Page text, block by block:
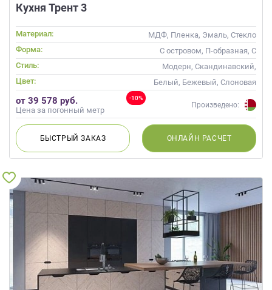
Кухня Трент 3
Материал:
МДФ, Пленка, Эмаль, Стекло
Форма:
С островом, П-образная, С
барной стойкой
Стиль:
Модерн, Скандинавский,
Неоклассика, Современные
Цвет:
Белый, Бежевый, Слоновая
кость, Кремовый, Синий,
Голубой
-10%
от 39 578 руб.
Цена за погонный метр
Произведено:
БЫСТРЫЙЗАКАЗ ОНЛАЙН РАСЧЕТ